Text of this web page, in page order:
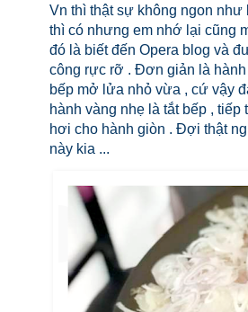
Vn thì thật sự không ngon như
thì có nhưng em nhớ lại cũng
đó là biết đến Opera blog và
công rực rỡ . Đơn giản là hành
bếp mở lửa nhỏ vừa , cứ vậy
hành vàng nhẹ là tắt bếp ,
hơi cho hành giòn . Đợi thật
này kia ...